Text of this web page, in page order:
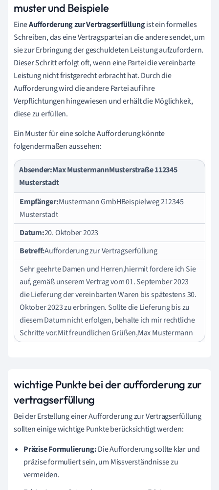
muster und Beispiele
EineAufforderung zur Vertragserfüllungist ein formelles
Schreiben, das eine Vertragspartei an die andere sendet, um
sie zur Erbringung der geschuldeten Leistung aufzufordern.
Dieser Schritt erfolgt oft, wenn eine Partei die vereinbarte
Leistung nicht fristgerecht erbracht hat. Durch die
Aufforderung wird die andere Partei auf ihre
Verpflichtungen hingewiesen und erhält die Möglichkeit,
diese zu erfüllen.
Ein Muster für eine solche Aufforderung könnte
folgendermaßen aussehen:
Absender:Max MustermannMusterstraße 112345
Musterstadt
Empfänger:Mustermann GmbHBeispielweg 212345
Musterstadt
Datum:20. Oktober 2023
Betreff:Aufforderung zur Vertragserfüllung
Sehr geehrte Damen und Herren,hiermit fordere ich Sie
auf, gemäß unserem Vertrag vom 01. September 2023
die Lieferung der vereinbarten Waren bis spätestens 30.
Oktober 2023 zu erbringen. Sollte die Lieferung bis zu
diesem Datum nicht erfolgen, behalte ich mir rechtliche
Schritte vor.Mit freundlichen Grüßen,Max Mustermann
wichtige Punkte bei der aufforderung zur
vertragserfüllung
Bei der Erstellung einer Aufforderung zur Vertragserfüllung
sollten einige wichtige Punkte berücksichtigt werden:
Präzise Formulierung:Die Aufforderung sollte klar und
präzise formuliert sein, um Missverständnisse zu
vermeiden.